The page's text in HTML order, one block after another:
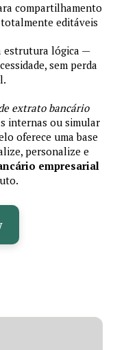
compartilhamento
editáveis
estrutura lógica —
sem perda
extrato bancário
internas ou simular
oferece uma base
personalize e
empresarial